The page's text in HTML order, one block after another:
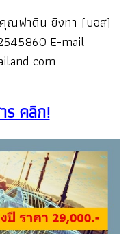
คุณฟาติน ยิงทา (บอส)
E-mail
ร คลิก!